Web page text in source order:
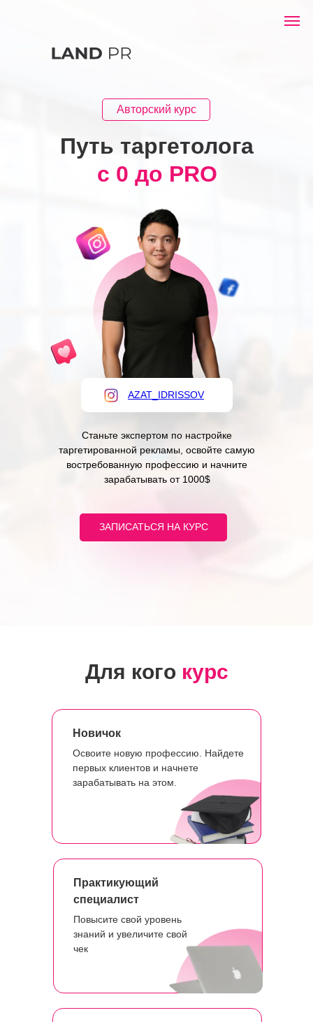
AZAT_IDRISSOV
Авторский курс
Путь таргетолога
с 0 до PRO
Станьте экспертом по настройке
таргетированной рекламы, освойте самую
востребованную профессию и начните
зарабатывать от 1000$
ЗАПИСАТЬСЯ НА КУРС
Для кого курс
Новичок
Освоите новую профессию. Найдете
первых клиентов и начнете
зарабатывать на этом.
Практикующий
специалист
Повысите свой уровень
знаний и увеличите свой
чек